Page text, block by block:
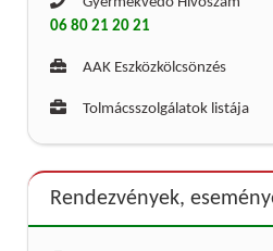
06 80 21 20 21
AAK Eszközkölcsönzés
Tolmácsszolgálatok listája
Rendezvények,